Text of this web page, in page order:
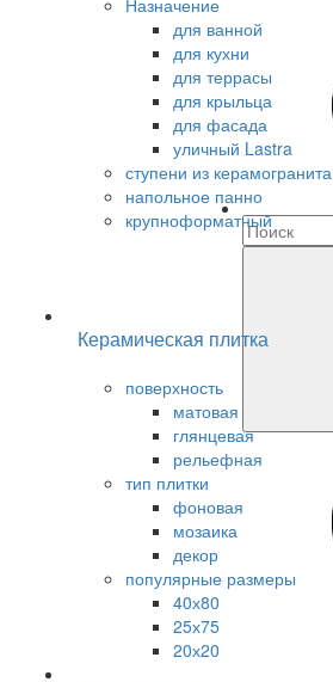
Назначение
для ванной
для кухни
для террасы
для крыльца
для фасада
уличный Lastra
ступени из керамогранита
напольное панно
крупноформатный
Керамическая плитка
поверхность
матовая
глянцевая
рельефная
тип плитки
фоновая
мозаика
декор
популярные размеры
40х80
25х75
20х20